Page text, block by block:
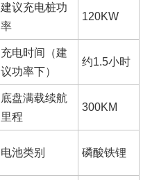
建议充电桩功
率
120KW
充电时间（建
议功率下）
约1.5小时
底盘满载续航
里程
300KM
电池类别 磷酸铁锂